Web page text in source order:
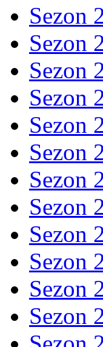
Sezon
Sezon
Sezon
Sezon
Sezon
Sezon
Sezon
Sezon
Sezon
Sezon
Sezon
Sezon